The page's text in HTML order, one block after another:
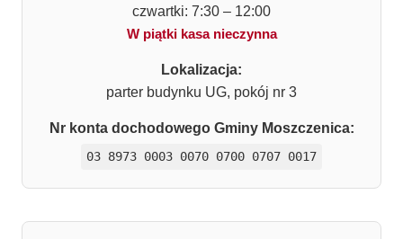
czwartki: 7:30 – 12:00
W piątki kasa nieczynna
Lokalizacja:
parter budynku UG, pokój nr 3
Nr konta dochodowego Gminy Moszczenica:
03 8973 0003 0070 0700 0707 0017